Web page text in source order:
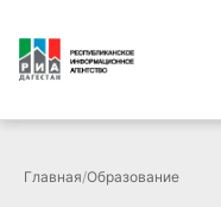
Главная/Образование